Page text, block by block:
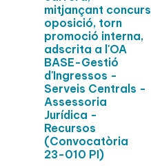
mitjançant concurs
oposició, torn
promoció interna,
adscrita a l'OA
BASE-Gestió
d'Ingressos -
Serveis Centrals -
Assessoria
Jurídica -
Recursos
(Convocatòria
23-010 PI)